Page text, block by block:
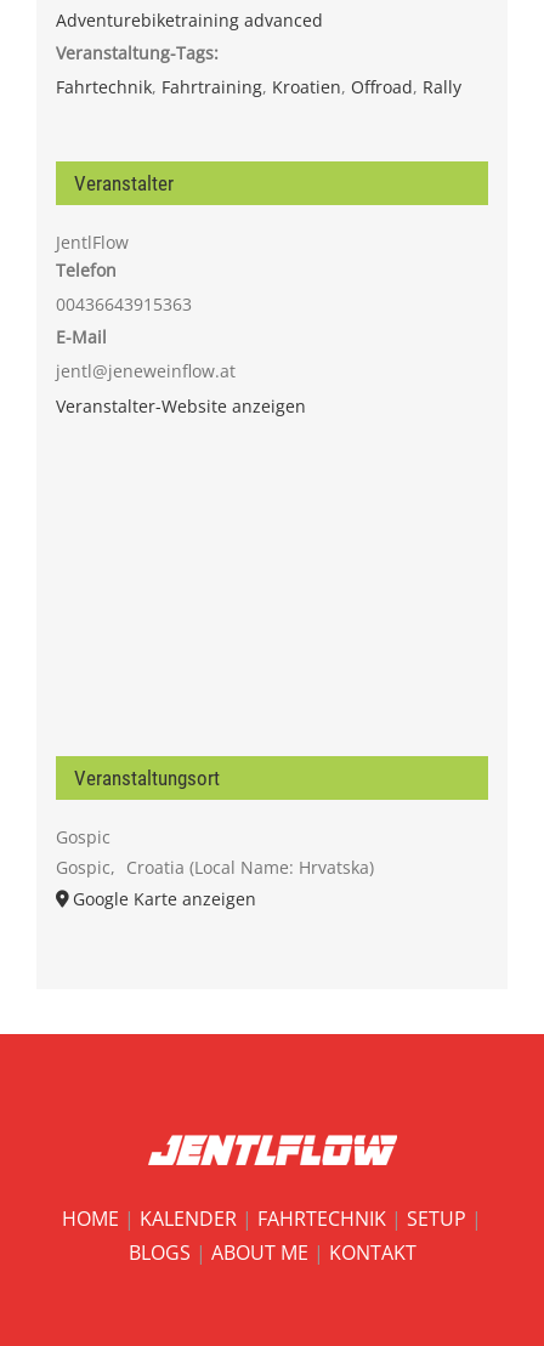
Adventurebiketraining advanced
Veranstaltung-Tags:
Fahrtechnik, Fahrtraining, Kroatien, Offroad, Rally
Veranstalter
JentlFlow
Telefon
00436643915363
E-Mail
jentl@jeneweinflow.at
Veranstalter-Website anzeigen
Veranstaltungsort
Gospic
Gospic, Croatia (Local Name: Hrvatska)
Google Karte anzeigen
HOME | KALENDER | FAHRTECHNIK | SETUP |
BLOGS | ABOUT ME | KONTAKT